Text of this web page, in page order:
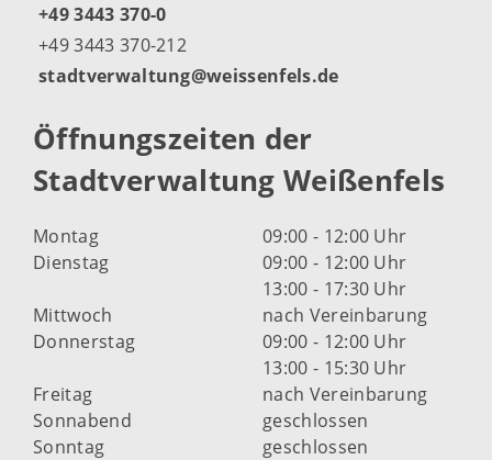
+49 3443 370-0
+49 3443 370-212
stadtverwaltung@weissenfels.de
Öffnungszeiten der
Stadtverwaltung Weißenfels
Montag
09:00 - 12:00 Uhr
Dienstag
09:00 - 12:00 Uhr
13:00 - 17:30 Uhr
Mittwoch
nach Vereinbarung
Donnerstag
09:00 - 12:00 Uhr
13:00 - 15:30 Uhr
Freitag
nach Vereinbarung
Sonnabend
geschlossen
Sonntag
geschlossen